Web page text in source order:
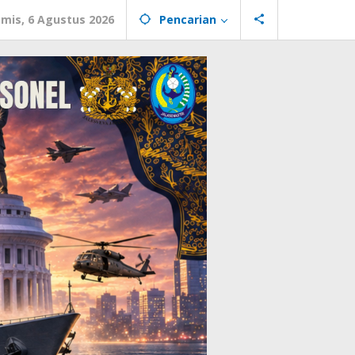
6 Agustus 2026 Pencarian